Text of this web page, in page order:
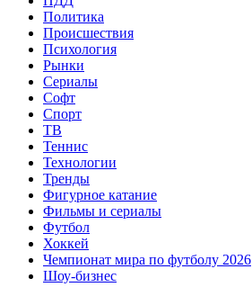
Политика
Происшествия
Психология
Рынки
Сериалы
Софт
Спорт
ТВ
Теннис
Технологии
Тренды
Фигурное катание
Фильмы и сериалы
Футбол
Хоккей
Чемпионат мира по футболу 2026
Шоу-бизнес